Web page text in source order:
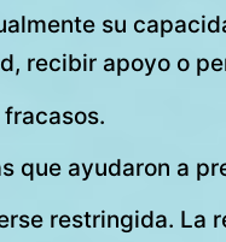
su
recibir apoyo o
que ayudaron a
restringida. La